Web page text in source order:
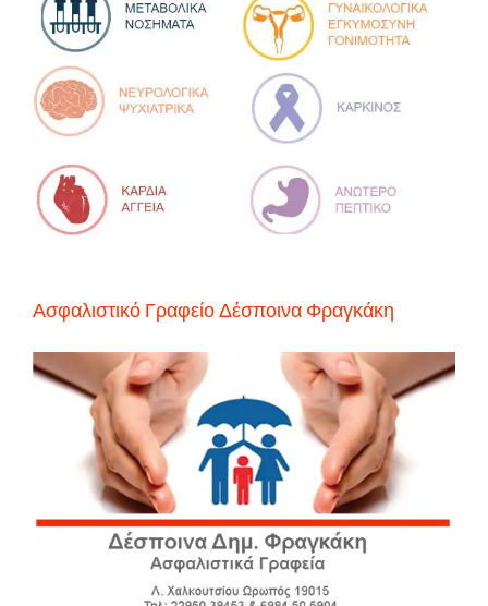
Ασφαλιστικό Γραφείο Δέσποινα Φραγκάκη